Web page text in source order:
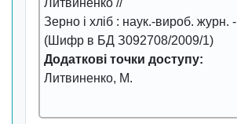
Литвиненко //
Зерно і хліб : наук.-вироб. журн. -
(Шифр в БД З092708/2009/1)
Додаткові точки доступу:
Литвиненко, М.